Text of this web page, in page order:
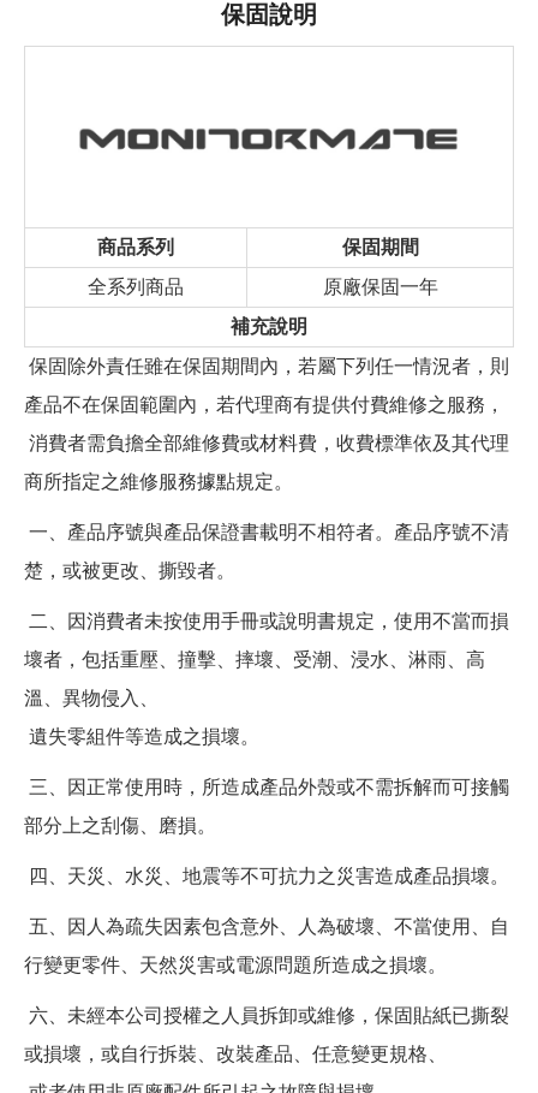
保固說明
商品系列
保固期間
全系列商品
原廠保固一年
補充說明
保固除外責任雖在保固期間內，若屬下列任一情況者，則
產品不在保固範圍內，若代理商有提供付費維修之服務，
消費者需負擔全部維修費或材料費，收費標準依及其代理
商所指定之維修服務據點規定。
一、產品序號與產品保證書載明不相符者。產品序號不清
楚，或被更改、撕毀者。
二、因消費者未按使用手冊或說明書規定，使用不當而損
壞者，包括重壓、撞擊、摔壞、受潮、浸水、淋雨、高
溫、異物侵入、
遺失零組件等造成之損壞。
三、因正常使用時，所造成產品外殼或不需拆解而可接觸
部分上之刮傷、磨損。
四、天災、水災、地震等不可抗力之災害造成產品損壞。
五、因人為疏失因素包含意外、人為破壞、不當使用、自
行變更零件、天然災害或電源問題所造成之損壞。
六、未經本公司授權之人員拆卸或維修，保固貼紙已撕裂
或損壞，或自行拆裝、改裝產品、任意變更規格、